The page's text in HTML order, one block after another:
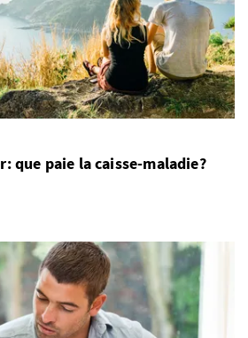
que paie la caisse-maladie?